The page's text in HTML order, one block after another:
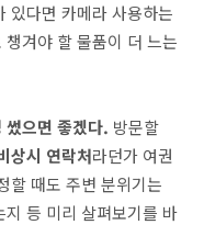
있다면 카메라 사용하는
겨야 할 물품이 더 느는
썼으면 좋겠다. 방문할
상시 연락처라던가 여권
할 때도 주변 분위기는
등 미리 살펴보기를 바